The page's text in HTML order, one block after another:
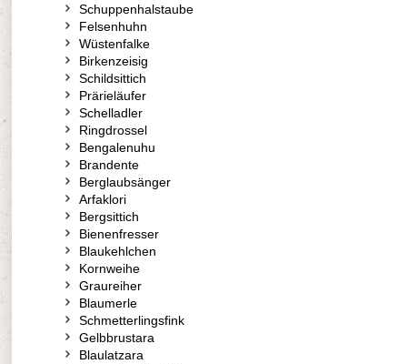
Schuppenhalstaube
Felsenhuhn
Wüstenfalke
Birkenzeisig
Schildsittich
Prärieläufer
Schelladler
Ringdrossel
Bengalenuhu
Brandente
Berglaubsänger
Arfaklori
Bergsittich
Bienenfresser
Blaukehlchen
Kornweihe
Graureiher
Blaumerle
Schmetterlingsfink
Gelbbrustara
Blaulatzara